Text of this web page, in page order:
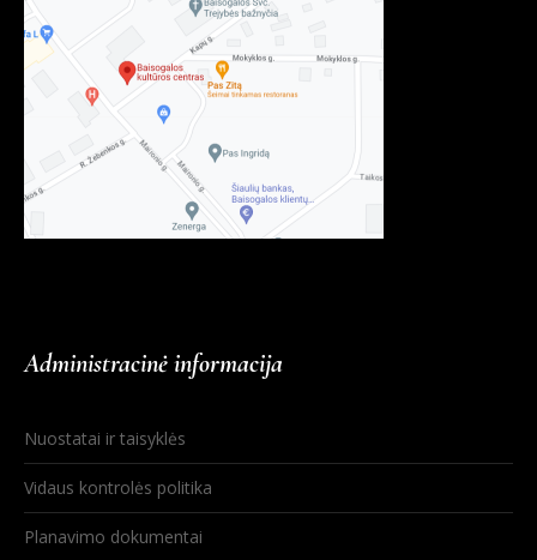
Administracinė informacija
Nuostatai ir taisyklės
Vidaus kontrolės politika
Planavimo dokumentai